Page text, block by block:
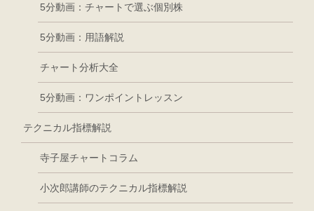
5分動画：チャートで選ぶ個別株
5分動画：用語解説
チャート分析大全
5分動画：ワンポイントレッスン
テクニカル指標解説
寺子屋チャートコラム
小次郎講師のテクニカル指標解説